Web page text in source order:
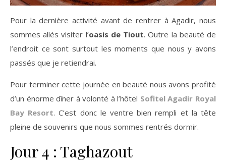
Pour la dernière activité avant de rentrer à Agadir, nous
sommes allés visiter l’oasis de Tiout. Outre la beauté de
l’endroit ce sont surtout les moments que nous y avons
passés que je retiendrai.
Pour terminer cette journée en beauté nous avons profité
d’un énorme dîner à volonté à l’hôtel Sofitel Agadir Royal
Bay Resort. C’est donc le ventre bien rempli et la tête
pleine de souvenirs que nous sommes rentrés dormir.
Jour 4 : Taghazout